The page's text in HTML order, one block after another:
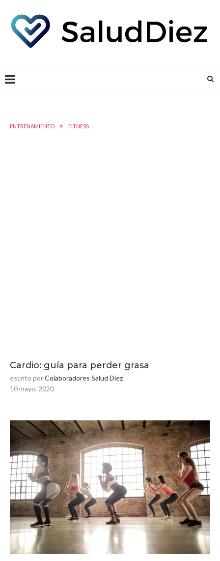
ENTRENAMIENTO FITNESS
Cardio: guía para perder grasa
escrito porColaboradores Salud Diez
10 mayo, 2020